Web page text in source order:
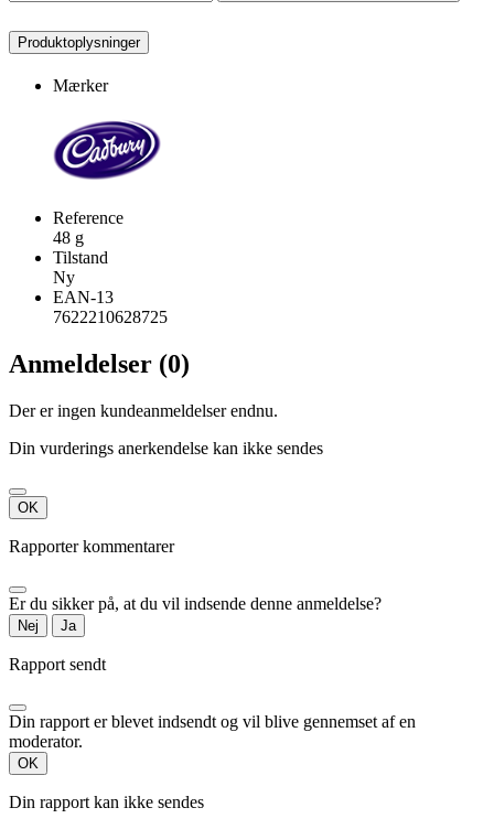
Produktoplysninger
Mærker
Reference
48 g
Tilstand
Ny
EAN-13
7622210628725
Anmeldelser (0)
Der er ingen kundeanmeldelser endnu.
Din vurderings anerkendelse kan ikke sendes
OK
Rapporter kommentarer
Er du sikker på, at du vil indsende denne anmeldelse?
Nej Ja
Rapport sendt
Din rapport er blevet indsendt og vil blive gennemset af en
moderator.
OK
Din rapport kan ikke sendes